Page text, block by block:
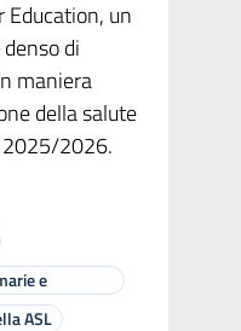
Education, un
di
maniera
della salute
2025/2026.
e
ASL